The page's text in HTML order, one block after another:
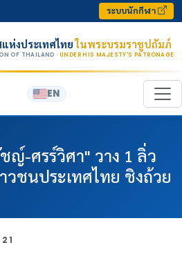
ระบบนักกีฬา
ห่งประเทศไทยในพระบรมราชูปถัมภ์
OF THAILAND · UNDER HIS MAJESTY’S PATRONAGE
EN
ญ์-ศรร์วิศา" วาง 1 ลิ่ว
วชนประเทศไทย ชิงถ้วย
21